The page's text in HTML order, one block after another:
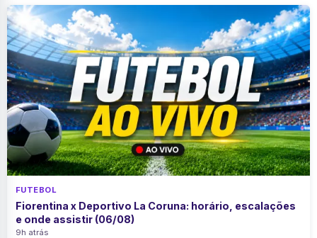
FUTEBOL
Fiorentina x Deportivo La Coruna: horário, escalações
e onde assistir (06/08)
9h atrás